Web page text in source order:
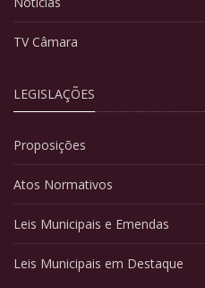
TV Câmara
LEGISLAÇÕES
Proposições
Atos Normativos
Leis Municipais e Emendas
Leis Municipais em Destaque